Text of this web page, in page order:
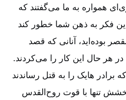
همواره به ما می‌‌گفتند که
فکر به ذهن شما خطور کند
بوده‌‌اید، آنانی که قصد
هر حال این کار را می‌‌کردند.
برادر هایک را به قتل رساندند
تنها با قوت روح‌‌القدس